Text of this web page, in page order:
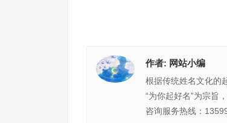
作者: 网站小编
根据传统姓名文化的
“为你起好名”为宗旨
咨询服务热线：